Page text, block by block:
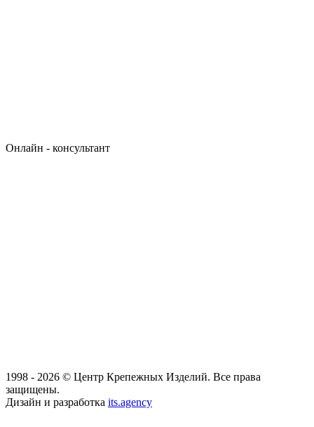
Онлайн - консультант
1998 - 2026 © Центр Крепежных Изделий. Все права
защищены.
Дизайн и разработка its.agency